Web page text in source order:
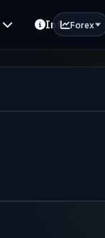
Info Forex